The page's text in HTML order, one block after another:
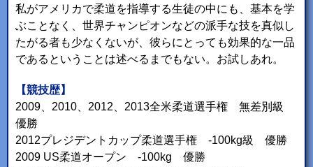
私がアメリカで柔道を指導する生徒の中にも、基本を学
ぶことなく、世界チャンピオンなどの派手な技を真似し
たがる者も少なくないが、彼らにとっても効果的な一品
であるということは述べるまでもない。お試しあれ。
【競技歴】
2009、2010、2012、2013全米柔道選手権 無差別級
優勝
2012プレジデントカップ柔道選手権 -100kg級 優勝
2009 US柔道オープン -100kg 優勝